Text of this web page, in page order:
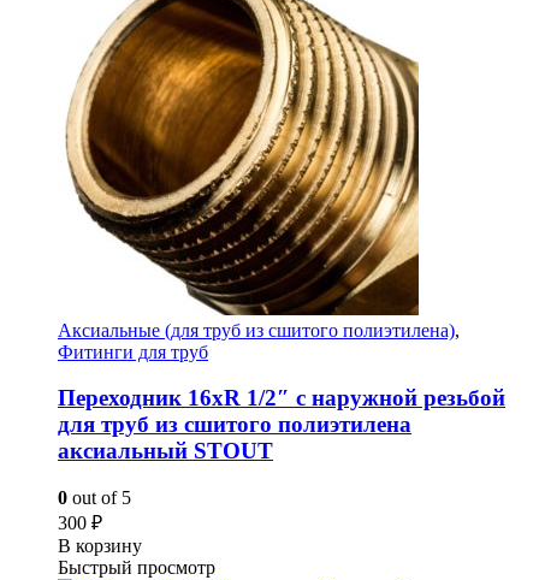
Аксиальные (для труб из сшитого полиэтилена),
Фитинги для труб
Переходник 16xR 1/2″ с наружной резьбой
для труб из сшитого полиэтилена
аксиальный STOUT
0 out of 5
300 ₽
В корзину
Быстрый просмотр